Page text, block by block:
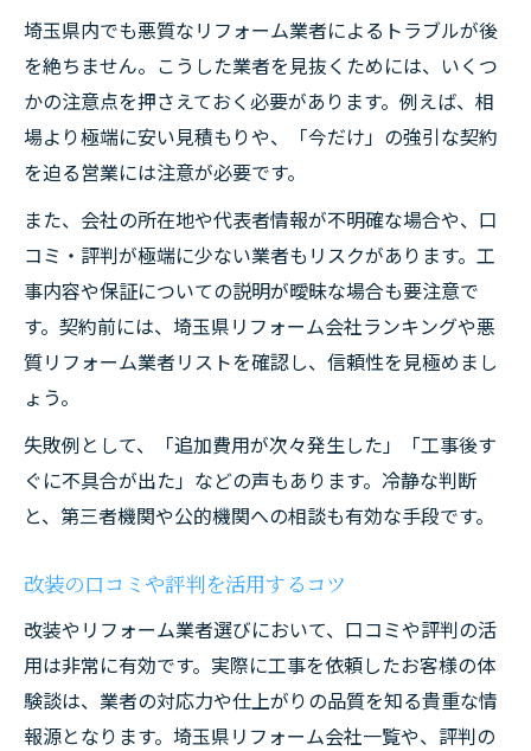
埼玉県内でも悪質なリフォーム業者によるトラブルが後
を絶ちません。こうした業者を見抜くためには、いくつ
かの注意点を押さえておく必要があります。例えば、相
場より極端に安い見積もりや、「今だけ」の強引な契約
を迫る営業には注意が必要です。
また、会社の所在地や代表者情報が不明確な場合や、口
コミ・評判が極端に少ない業者もリスクがあります。工
事内容や保証についての説明が曖昧な場合も要注意で
す。契約前には、埼玉県リフォーム会社ランキングや悪
質リフォーム業者リストを確認し、信頼性を見極めまし
ょう。
失敗例として、「追加費用が次々発生した」「工事後す
ぐに不具合が出た」などの声もあります。冷静な判断
と、第三者機関や公的機関への相談も有効な手段です。
改装の口コミや評判を活用するコツ
改装やリフォーム業者選びにおいて、口コミや評判の活
用は非常に有効です。実際に工事を依頼したお客様の体
験談は、業者の対応力や仕上がりの品質を知る貴重な情
報源となります。埼玉県リフォーム会社一覧や、評判の